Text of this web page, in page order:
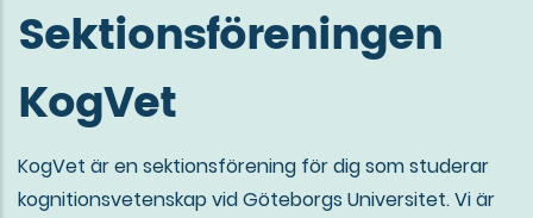
Sektionsföreningen
KogVet
KogVet är en sektionsförening för dig som studerar
kognitionsvetenskap vid Göteborgs Universitet. Vi är